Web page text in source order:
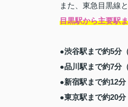
また、東急目黒線
目黒駅から主要駅
●渋谷駅まで約5分
●品川駅まで約7分
●新宿駅まで約12分
●東京駅まで約20分